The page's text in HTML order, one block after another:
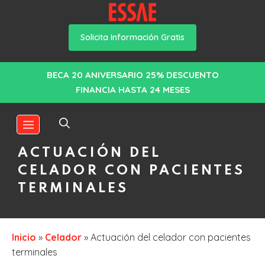
Solicita Información Gratis
BECA 20 ANIVERSARIO 25% DESCUENTO
FINANCIA HASTA 24 MESES
ACTUACIÓN DEL
CELADOR CON PACIENTES
TERMINALES
Inicio » Celador » Actuación del celador con pacientes
terminales